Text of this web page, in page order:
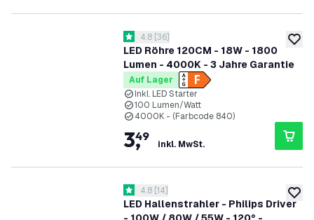
zur
LED Röhre 120CM - 18W - 1800
Lumen - 4000K - 3 Jahre Garantie
Bewertungsbereich öffnen
4.8 Bewertungssterne
4.8 [36]
Auf Lager
Inkl. LED Starter
100 Lumen/Watt
4000K - (Farbcode 840)
3,
49
inkl. MwSt.
zur
LED Hallenstrahler - Philips Driver
Bewertungsbereich öffnen
4.8 Bewertungssterne
4.8 [14]